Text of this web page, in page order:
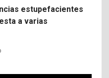
estupefacientes
a varias